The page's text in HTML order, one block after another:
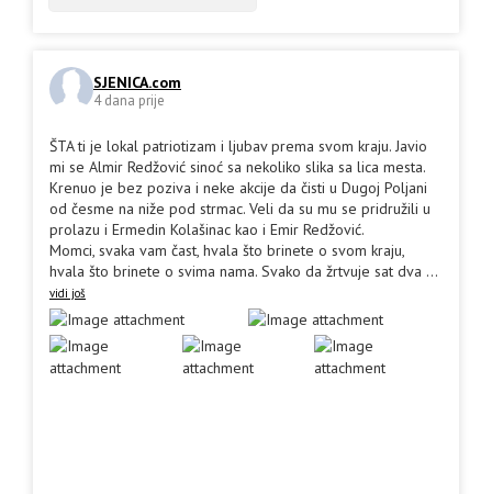
SJENICA.com
4 dana prije
ŠTA ti je lokal patriotizam i ljubav prema svom kraju. Javio
mi se Almir Redžović sinoć sa nekoliko slika sa lica mesta.
Krenuo je bez poziva i neke akcije da čisti u Dugoj Poljani
od česme na niže pod strmac. Veli da su mu se pridružili u
prolazu i Ermedin Kolašinac kao i Emir Redžović.
Momci, svaka vam čast, hvala što brinete o svom kraju,
hvala što brinete o svima nama. Svako da žrtvuje sat dva ...
vidi još